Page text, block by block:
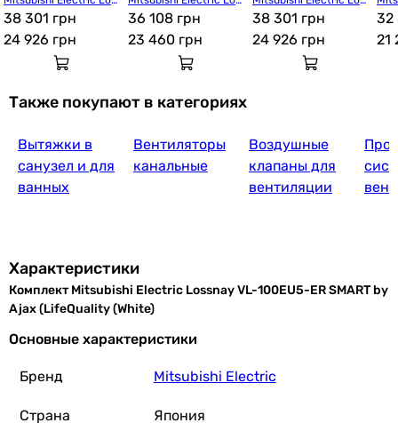
snay VL-100EU5-E
38 301 грн
24 926 грн
snay VL-50SR2-E
36 108 грн
23 460 грн
snay VL-100U5-E
38 301 грн
24 926 грн
32
21
Также покупают в категориях
Вытяжки в
санузел и для
ванных
Вентиляторы
канальные
Воздушные
клапаны для
вентиляции
Характеристики
Комплект Mitsubishi Electric Lossnay VL-100EU5-ER SMART by
Ajax (LifeQuality (White)
Основные характеристики
Бренд Mitsubishi Electric
Страна Япония